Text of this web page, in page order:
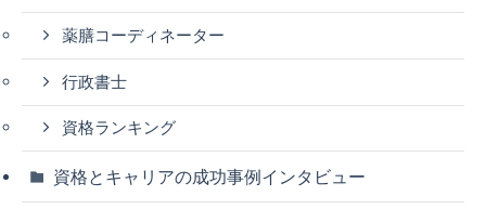
薬膳コーディネーター
行政書士
資格ランキング
資格とキャリアの成功事例インタビュー